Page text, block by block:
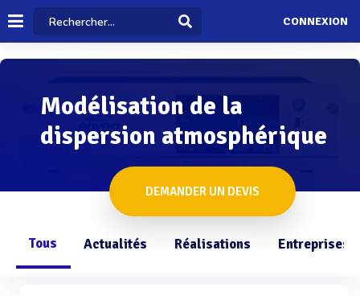
CONNEXION
Modélisation de la
dispersion atmosphérique
DEMANDER UN DEVIS
Tous Actualités Réalisations Entreprises